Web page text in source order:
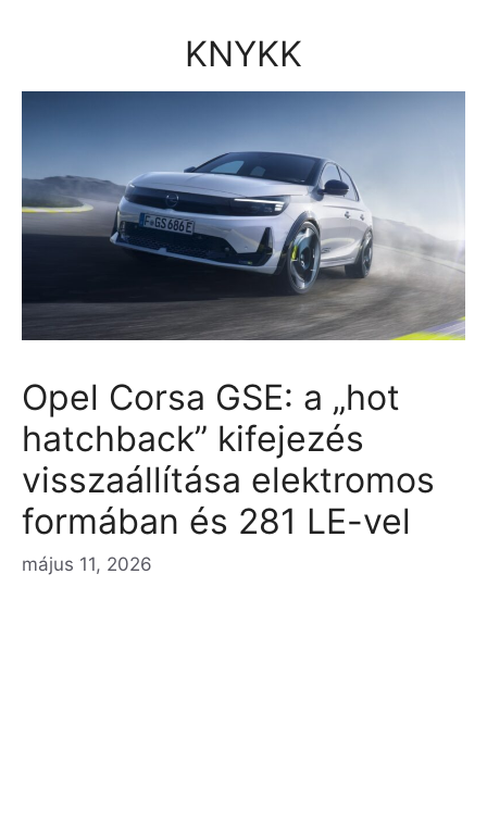
KNYKK
Opel Corsa GSE: a „hot
hatchback” kifejezés
visszaállítása elektromos
formában és 281 LE-vel
május 11, 2026